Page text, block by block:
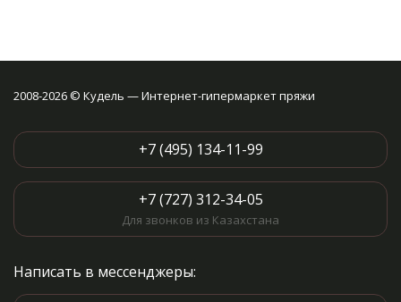
2008-2026 © Кудель — Интернет-гипермаркет пряжи
+7 (495) 134-11-99
+7 (727) 312-34-05
Для звонков из Казахстана
Написать в мессенджеры: